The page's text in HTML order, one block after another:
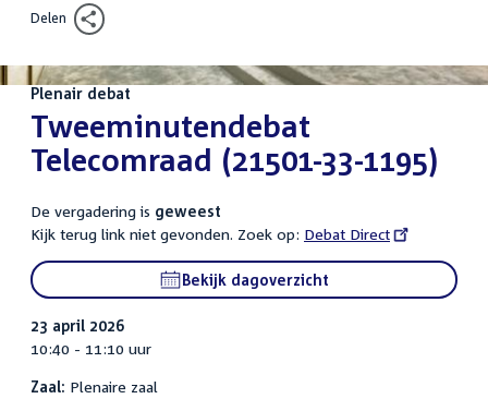
Delen
Plenair debat
:Tweeminutendebat
Telecomraad (21501-33-1195)
De vergadering is geweest
Kijk terug link niet gevonden. Zoek op: External
link:
Debat Direct
Bekijk dagoverzicht
23 april 2026
10:40 - 11:10 uur
Zaal: Plenaire zaal